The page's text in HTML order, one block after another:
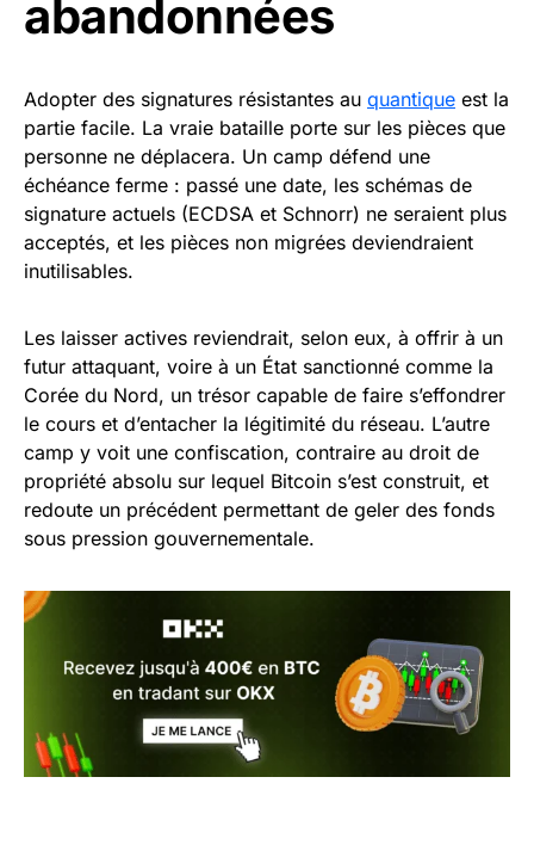
abandonnées
Adopter des signatures résistantes au quantique est la
partie facile. La vraie bataille porte sur les pièces que
personne ne déplacera. Un camp défend une
échéance ferme : passé une date, les schémas de
signature actuels (ECDSA et Schnorr) ne seraient plus
acceptés, et les pièces non migrées deviendraient
inutilisables.
Les laisser actives reviendrait, selon eux, à offrir à un
futur attaquant, voire à un État sanctionné comme la
Corée du Nord, un trésor capable de faire s’effondrer
le cours et d’entacher la légitimité du réseau. L’autre
camp y voit une confiscation, contraire au droit de
propriété absolu sur lequel Bitcoin s’est construit, et
redoute un précédent permettant de geler des fonds
sous pression gouvernementale.